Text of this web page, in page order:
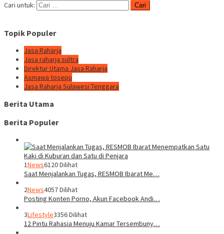
Cari untuk:
Topik Populer
Jasa Raharja
Jasa raharja sultra
Direktur Utama Jasa Raharja
Asmawa tosepu
Jasa Raharja Sulawesi Tenggara
Berita Utama
Berita Populer
1News6120 Dilihat
Saat Menjalankan Tugas, RESMOB Ibarat Me…
2News4057 Dilihat
Posting Konten Porno, Akun Facebook Andi…
3Lifestyle3356 Dilihat
12 Pintu Rahasia Menuju Kamar Tersembuny…